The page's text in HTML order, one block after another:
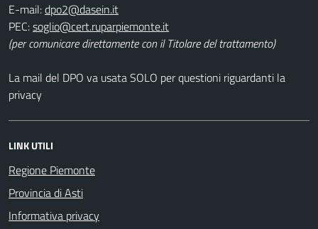
E-mail:
PEC:
(per comunicare direttamente con il Titolare del trattamento)
La mail del DPO va usata SOLO per questioni riguardanti la
privacy
LINK UTILI
Regione Piemonte
Provincia di Asti
Informativa privacy